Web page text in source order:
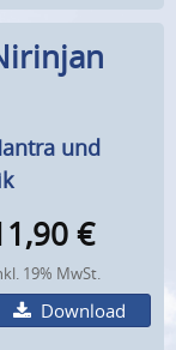
Sprachen
und
€
19% MwSt.
Download